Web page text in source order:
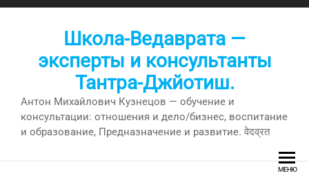
Перейти
Школа-Ведаврата —
эксперты и консультанты
Тантра-Джйотиш.
Антон Михайлович Кузнецов — обучение и
консультации: отношения и дело/бизнес, воспитание
и образование, Предназначение и развитие. वेदव्रत
МЕНЮ